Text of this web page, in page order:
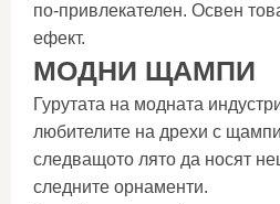
по-привлекателен. Освен
ефект.
МОДНИ ЩАМПИ
Гурутата на модната
любителите на дрехи с
следващото лято да носят
следните орнаменти.